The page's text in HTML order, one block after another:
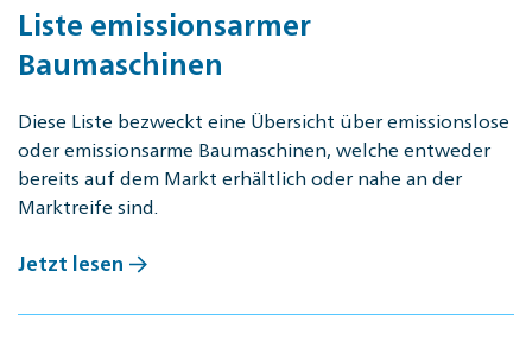
Liste emissionsarmer
Baumaschinen
Diese Liste bezweckt eine Übersicht über emissionslose
oder emissionsarme Baumaschinen, welche entweder
bereits auf dem Markt erhältlich oder nahe an der
Marktreife sind.
Jetzt lesen